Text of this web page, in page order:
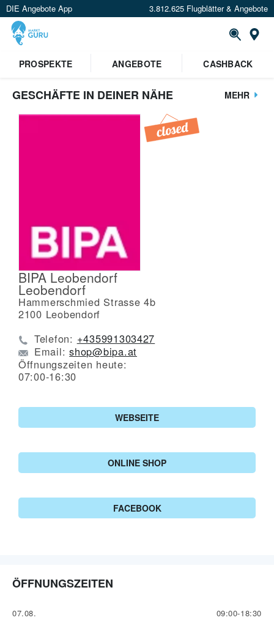
DIE Angebote App 3.812.625 Flugblätter & Angebote
PROSPEKTE
ANGEBOTE CASHBACK
GESCHÄFTE IN DEINER NÄHE MEHR
BIPA Leobendorf
Leobendorf
Hammerschmied Strasse 4b
2100 Leobendorf
Telefon: +435991303427
Email:shop@bipa.at
Öffnungszeiten heute:
07:00-16:30
WEBSEITE
ONLINE SHOP
FACEBOOK
ÖFFNUNGSZEITEN
07.08.
09:00-18:30